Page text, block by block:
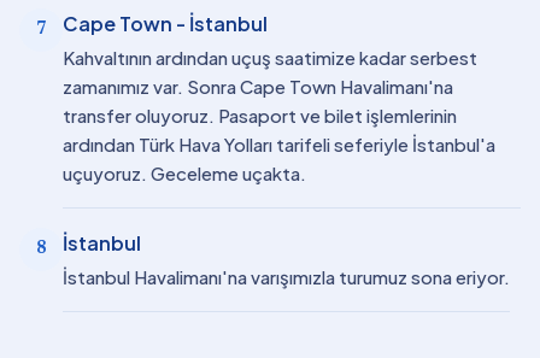
7 Cape Town - İstanbul
Kahvaltının ardından uçuş saatimize kadar serbest
zamanımız var. Sonra Cape Town Havalimanı'na
transfer oluyoruz. Pasaport ve bilet işlemlerinin
ardından Türk Hava Yolları tarifeli seferiyle İstanbul'a
uçuyoruz. Geceleme uçakta.
8 İstanbul
İstanbul Havalimanı'na varışımızla turumuz sona eriyor.